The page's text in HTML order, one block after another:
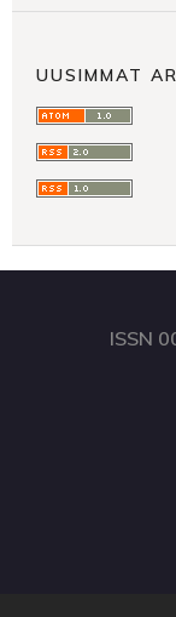
UUSIMMAT
ISSN